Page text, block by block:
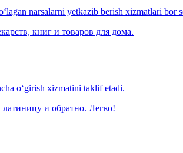
narsalarni yetkazib berish xizmatlari bor
книг и товаров для дома.
o‘girish xizmatini taklif etadi.
и обратно. Легко!